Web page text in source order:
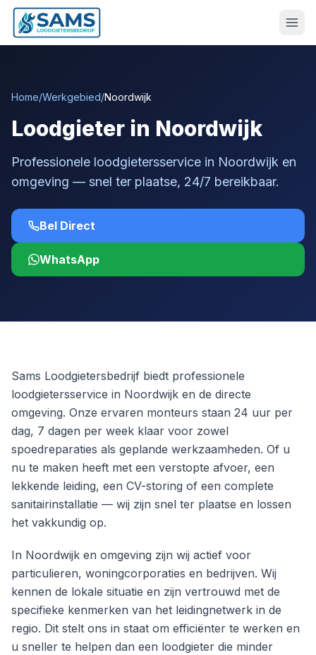
Home/Werkgebied/Noordwijk
Loodgieter in Noordwijk
Professionele loodgietersservice in Noordwijk en
omgeving — snel ter plaatse, 24/7 bereikbaar.
Bel Direct
WhatsApp
Sams Loodgietersbedrijf biedt professionele
loodgietersservice in Noordwijk en de directe
omgeving. Onze ervaren monteurs staan 24 uur per
dag, 7 dagen per week klaar voor zowel
spoedreparaties als geplande werkzaamheden. Of u
nu te maken heeft met een verstopte afvoer, een
lekkende leiding, een CV-storing of een complete
sanitairinstallatie — wij zijn snel ter plaatse en lossen
het vakkundig op.
In Noordwijk en omgeving zijn wij actief voor
particulieren, woningcorporaties en bedrijven. Wij
kennen de lokale situatie en zijn vertrouwd met de
specifieke kenmerken van het leidingnetwerk in de
regio. Dit stelt ons in staat om efficiënter te werken en
u sneller te helpen dan een loodgieter die minder